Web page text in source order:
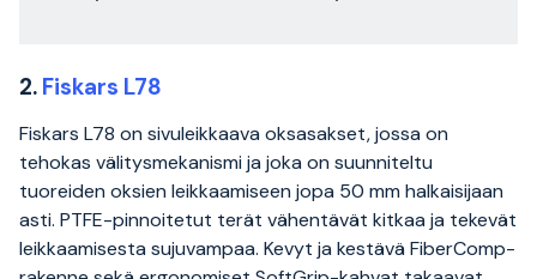
2. Fiskars L78
Fiskars L78 on sivuleikkaava oksasakset, jossa on
tehokas välitysmekanismi ja joka on suunniteltu
tuoreiden oksien leikkaamiseen jopa 50 mm halkaisijaan
asti. PTFE-pinnoitetut terät vähentävät kitkaa ja tekevät
leikkaamisesta sujuvampaa. Kevyt ja kestävä FiberComp-